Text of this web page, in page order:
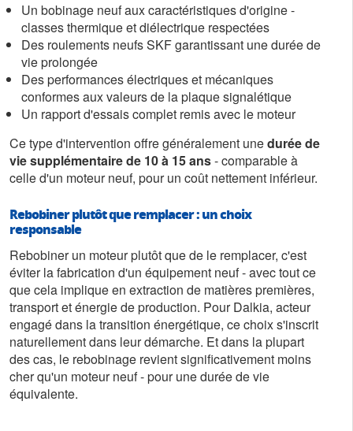
Un bobinage neuf aux caractéristiques d'origine -
classes thermique et diélectrique respectées
Des roulements neufs SKF garantissant une durée de
vie prolongée
Des performances électriques et mécaniques
conformes aux valeurs de la plaque signalétique
Un rapport d'essais complet remis avec le moteur
Ce type d'intervention offre généralement unedurée de
vie supplémentaire de 10 à 15 ans- comparable à
celle d'un moteur neuf, pour un coût nettement inférieur.
Rebobiner plutôt que remplacer : un choix
responsable
Rebobiner un moteur plutôt que de le remplacer, c'est
éviter la fabrication d'un équipement neuf - avec tout ce
que cela implique en extraction de matières premières,
transport et énergie de production. Pour Dalkia, acteur
engagé dans la transition énergétique, ce choix s'inscrit
naturellement dans leur démarche. Et dans la plupart
des cas, le rebobinage revient significativement moins
cher qu'un moteur neuf - pour une durée de vie
équivalente.